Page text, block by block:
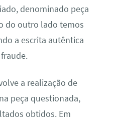
denominado peça
do outro lado temos
a escrita autêntica
a realização de
peça questionada,
obtidos. Em